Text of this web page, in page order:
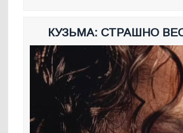
КУЗЬМА: СТРАШНО